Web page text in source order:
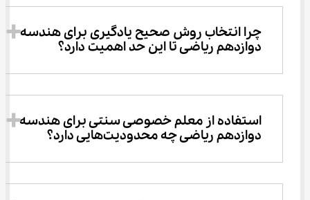
چرا انتخاب روش صحیح یادگیری برای هندسه
دوازدهم ریاضی تا این حد اهمیت دارد؟
استفاده از معلم خصوصی سنتی برای هندسه
دوازدهم ریاضی چه محدودیت‌هایی دارد؟